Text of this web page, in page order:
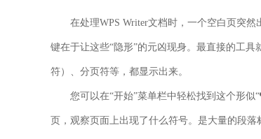
在处理WPS Writer文档时，一个空白页突
键在于让这些“隐形”的元凶现身。最直接的工
符）、分页符等，都显示出来。
您可以在“开始”菜单栏中轻松找到这个形
页，观察页面上出现了什么符号。是大量的段